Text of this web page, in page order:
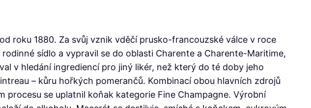
roku 1880. Za svůj vznik vděčí prusko-francouzské válce v roce
sídlo a vypravil se do oblasti Charente a Charente-Maritime,
v hledání ingrediencí pro jiný likér, než který do té doby jeho
– kůru hořkých pomerančů. Kombinací obou hlavních zdrojů
se uplatnil koňak kategorie Fine Champagne. Výrobní